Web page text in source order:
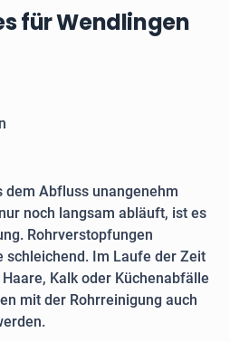
für Wendlingen
dem Abfluss unangenehm
noch langsam abläuft, ist es
Rohrverstopfungen
schleichend. Im Laufe der Zeit
Kalk oder Küchenabfälle
mit der Rohrreinigung auch